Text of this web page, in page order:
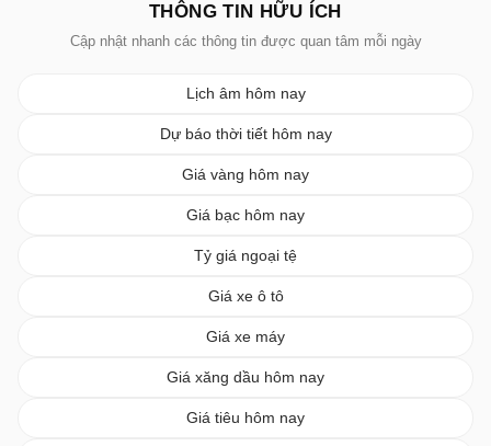
THÔNG TIN HỮU ÍCH
Cập nhật nhanh các thông tin được quan tâm mỗi ngày
Lịch âm hôm nay
Dự báo thời tiết hôm nay
Giá vàng hôm nay
Giá bạc hôm nay
Tỷ giá ngoại tệ
Giá xe ô tô
Giá xe máy
Giá xăng dầu hôm nay
Giá tiêu hôm nay